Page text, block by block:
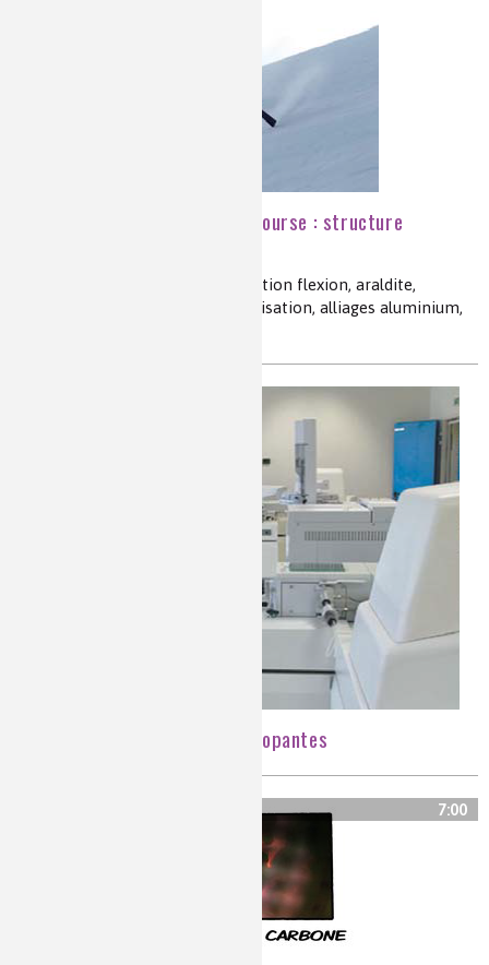
Performance d'un ski de course : structure
composite, résine époxy, test traction flexion, araldite,
ensimage, frittage, flamage, anodisation, alliages aluminium,
La traque aux molécules dopantes
7:00